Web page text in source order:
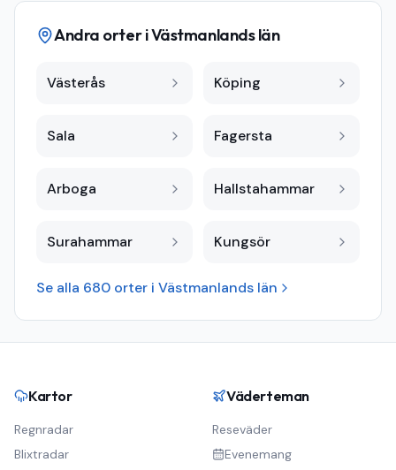
Andra orter iVästmanlands län
Västerås Köping
Sala Fagersta
Arboga Hallstahammar
Surahammar Kungsör
Se alla 680 orter i Västmanlands län
Kartor
Regnradar
Blixtradar
Väderteman
Reseväder
Evenemang